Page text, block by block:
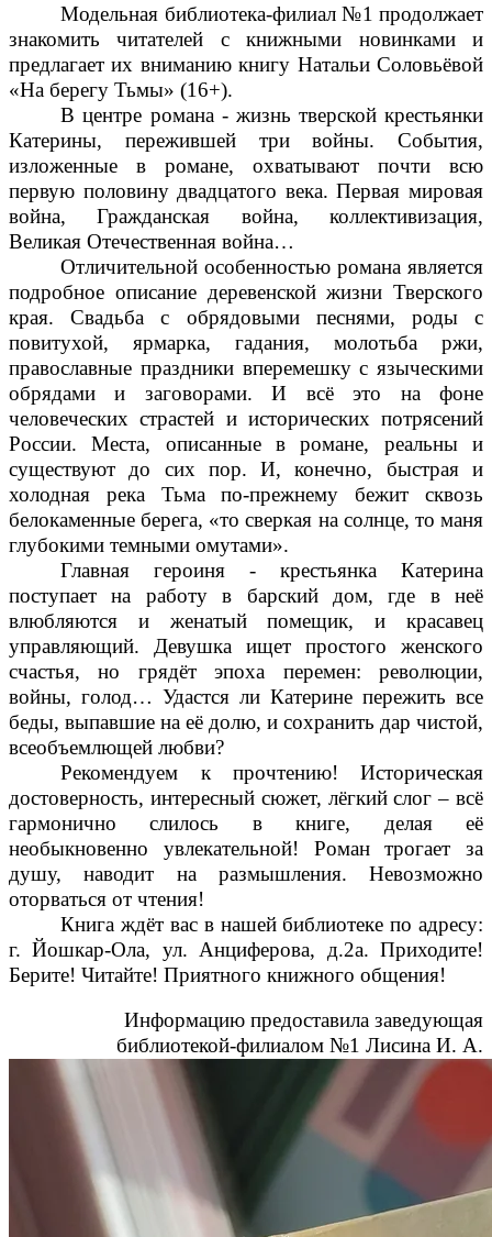
Модельная библиотека-филиал №1 продолжает
знакомить читателей с книжными новинками и
предлагает их вниманию книгу Натальи Соловьёвой
«На берегу Тьмы» (16+).
В центре романа - жизнь тверской крестьянки
Катерины, пережившей три войны. События,
изложенные в романе, охватывают почти всю
первую половину двадцатого века. Первая мировая
война, Гражданская война, коллективизация,
Великая Отечественная война…
Отличительной особенностью романа является
подробное описание деревенской жизни Тверского
края. Свадьба с обрядовыми песнями, роды с
повитухой, ярмарка, гадания, молотьба ржи,
православные праздники вперемешку с языческими
обрядами и заговорами. И всё это на фоне
человеческих страстей и исторических потрясений
России. Места, описанные в романе, реальны и
существуют до сих пор. И, конечно, быстрая и
холодная река Тьма по-прежнему бежит сквозь
белокаменные берега, «то сверкая на солнце, то маня
глубокими темными омутами».
Главная героиня - крестьянка Катерина
поступает на работу в барский дом, где в неё
влюбляются и женатый помещик, и красавец
управляющий. Девушка ищет простого женского
счастья, но грядёт эпоха перемен: революции,
войны, голод… Удастся ли Катерине пережить все
беды, выпавшие на её долю, и сохранить дар чистой,
всеобъемлющей любви?
Рекомендуем к прочтению! Историческая
достоверность, интересный сюжет, лёгкий слог – всё
гармонично слилось в книге, делая её
необыкновенно увлекательной! Роман трогает за
душу, наводит на размышления. Невозможно
оторваться от чтения!
Книга ждёт вас в нашей библиотеке по адресу:
г. Йошкар-Ола, ул. Анциферова, д.2а. Приходите!
Берите! Читайте! Приятного книжного общения!
Информацию предоставила заведующая
библиотекой-филиалом №1 Лисина И. А.